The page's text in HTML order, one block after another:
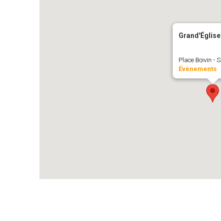
Grand'Église
Place Boivin -
Évènements